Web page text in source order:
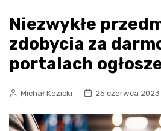
Niezwykłe
zdobycia za
portalach
Michał Kozicki 25 czerwca 2023